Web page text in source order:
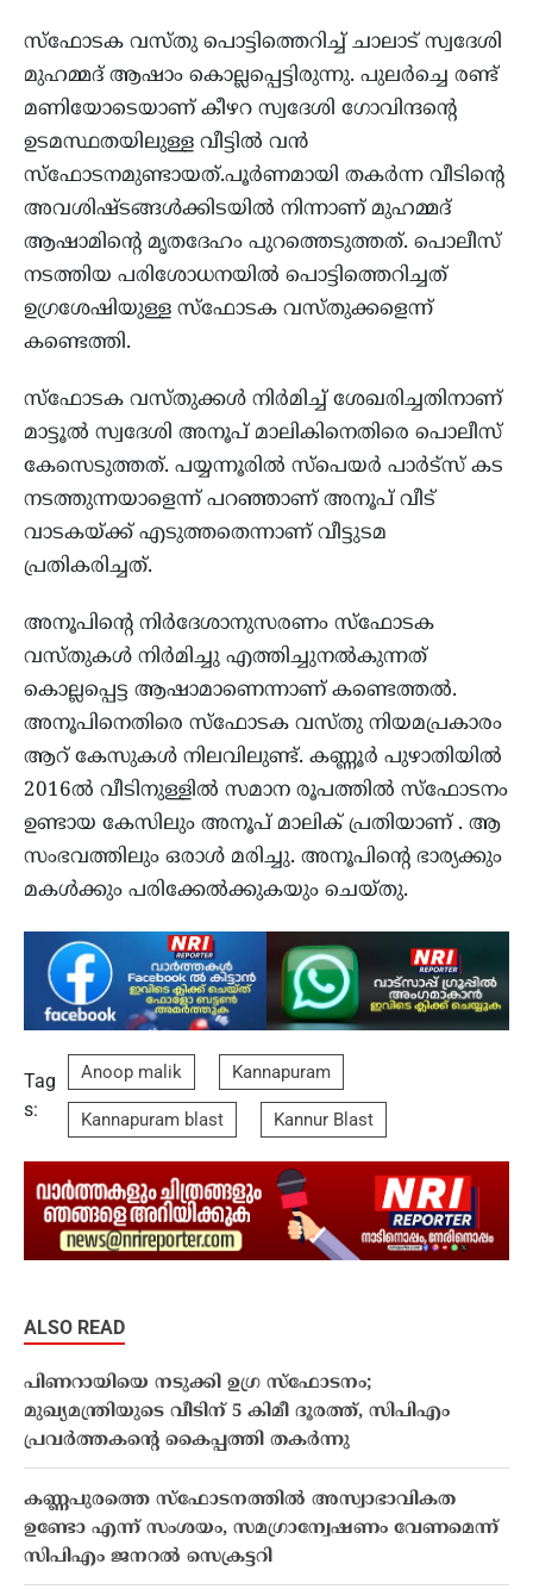
സ്ഫോടക വസ്തു പൊട്ടിത്തെറിച്ച് ചാലാട് സ്വദേശി
മുഹമ്മദ് ആഷാം കൊല്ലപ്പെട്ടിരുന്നു. പുലര്‍ച്ചെ രണ്ട്
മണിയോടെയാണ് കീഴറ സ്വദേശി ഗോവിന്ദന്റെ
ഉടമസ്ഥതയിലുള്ള വീട്ടില്‍ വന്‍
സ്ഫോടനമുണ്ടായത്.പൂര്‍ണമായി തകര്‍ന്ന വീടിന്റെ
അവശിഷ്ടങ്ങള്‍ക്കിടയില്‍ നിന്നാണ് മുഹമ്മദ്
ആഷാമിന്റെ മൃതദേഹം പുറത്തെടുത്തത്. പൊലീസ്
നടത്തിയ പരിശോധനയില്‍ പൊട്ടിത്തെറിച്ചത്
ഉഗ്രശേഷിയുള്ള സ്ഫോടക വസ്തുക്കളെന്ന്
കണ്ടെത്തി.
സ്ഫോടക വസ്തുക്കള്‍ നിര്‍മിച്ച് ശേഖരിച്ചതിനാണ്
മാട്ടൂല്‍ സ്വദേശി അനൂപ് മാലികിനെതിരെ പൊലീസ്
കേസെടുത്തത്. പയ്യന്നൂരില്‍ സ്പെയര്‍ പാര്‍ട്സ് കട
നടത്തുന്നയാളെന്ന് പറഞ്ഞാണ് അനൂപ് വീട്
വാടകയ്‌ക്ക് എടുത്തതെന്നാണ് വീട്ടുടമ
പ്രതികരിച്ചത്.
അനൂപിന്റെ നിര്‍ദേശാനുസരണം സ്ഫോടക
വസ്തുകള്‍ നിര്‍മിച്ചു എത്തിച്ചുനല്‍കുന്നത്
കൊല്ലപ്പെട്ട ആഷാമാണെന്നാണ് കണ്ടെത്തല്‍.
അനൂപിനെതിരെ സ്ഫോടക വസ്തു നിയമപ്രകാരം
ആറ് കേസുകള്‍ നിലവിലുണ്ട്. കണ്ണൂര്‍ പുഴാതിയില്‍
2016ല്‍ വീടിനുള്ളില്‍ സമാന രൂപത്തില്‍ സ്ഫോടനം
ഉണ്ടായ കേസിലും അനൂപ് മാലിക് പ്രതിയാണ് . ആ
സംഭവത്തിലും ഒരാള്‍ മരിച്ചു. അനൂപിന്റെ ഭാര്യക്കും
മകള്‍ക്കും പരിക്കേല്‍ക്കുകയും ചെയ്തു.
Tag
s:
Anoop malik Kannapuram
Kannapuram blast Kannur Blast
ALSO READ
പിണറായിയെ നടുക്കി ഉഗ്ര സ്ഫോടനം;
മുഖ്യമന്ത്രിയുടെ വീടിന് 5 കിമീ ദൂരത്ത്, സിപിഎം
പ്രവർത്തകന്റെ കൈപ്പത്തി തകർന്നു
കണ്ണപുരത്തെ സ്ഫോടനത്തിൽ അസ്വാഭാവികത
ഉണ്ടോ എന്ന് സംശയം, സമഗ്രാന്വേഷണം വേണമെന്ന്
സിപിഎം ജനറൽ സെക്രട്ടറി